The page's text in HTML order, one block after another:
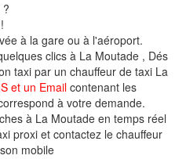
à la gare ou à l'aéroport.
clics à La Moutade , Dés
taxi par un chauffeur de taxi La
et un Email contenant les
à votre demande.
à La Moutade en temps réel
proxi et contactez le chauffeur
mobile